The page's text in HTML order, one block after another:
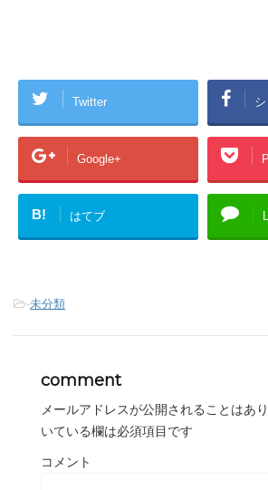
Twitter
Google+
B! はてブ
-未分類
comment
メールアドレスが公開されることはあり
いている欄は必須項目です
コメント